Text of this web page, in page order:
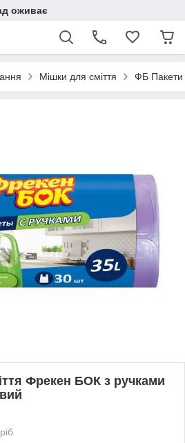
оживає
Мішки для сміття ФБ Пакети
Фрекен БОК з ручками